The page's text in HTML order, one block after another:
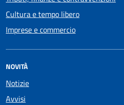
Cultura e tempo libero
Imprese e commercio
NOVITÀ
Notizie
Avvisi